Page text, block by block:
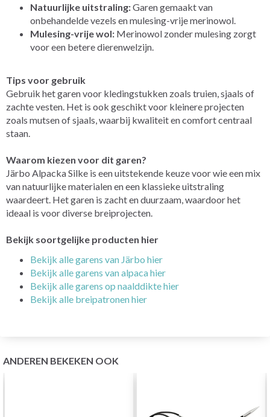
Natuurlijke uitstraling:Garen gemaakt van
onbehandelde vezels en mulesing-vrije merinowol.
Mulesing-vrije wol: Merinowol zonder mulesing zorgt
voor een betere dierenwelzijn.
Tips voor gebruik
Gebruik het garen voor kledingstukken zoals truien, sjaals of
zachte vesten. Het is ook geschikt voor kleinere projecten
zoals mutsen of sjaals, waarbij kwaliteit en comfort centraal
staan.
Waarom kiezen voor dit garen?
Järbo Alpacka Silke is een uitstekende keuze voor wie een mix
van natuurlijke materialen en een klassieke uitstraling
waardeert. Het garen is zacht en duurzaam, waardoor het
ideaal is voor diverse breiprojecten.
Bekijk soortgelijke producten hier
Bekijk alle garens van Järbo hier
Bekijk alle garens van alpaca hier
Bekijk alle garens op naalddikte hier
Bekijk alle breipatronen hier
ANDEREN BEKEKEN OOK